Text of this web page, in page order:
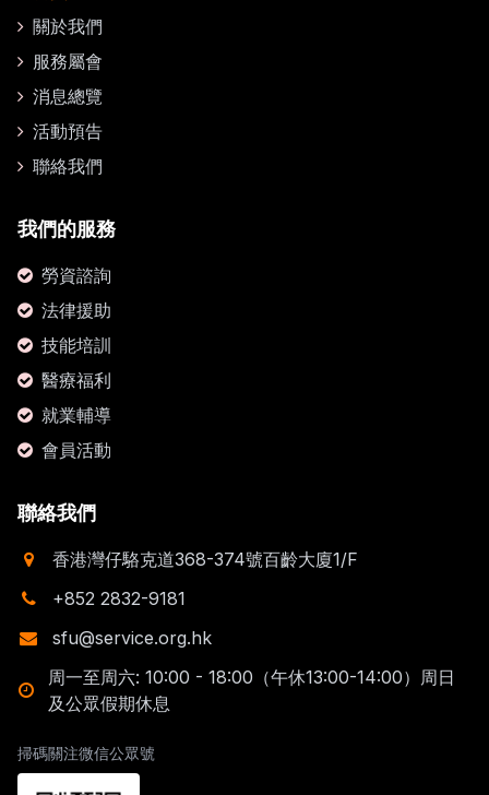
關於我們
服務屬會
消息總覽
活動預告
聯絡我們
我們的服務
勞資諮詢
法律援助
技能培訓
醫療福利
就業輔導
會員活動
聯絡我們
香港灣仔駱克道368-374號百齡大廈1/F
+852 2832-9181
sfu@service.org.hk
周一至周六: 10:00 - 18:00（午休13:00-14:00）周日
及公眾假期休息
掃碼關注微信公眾號